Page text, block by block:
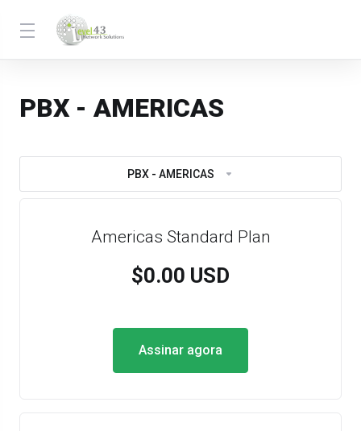
PBX - AMERICAS
PBX - AMERICAS
Americas Standard Plan
$0.00 USD
Assinar agora